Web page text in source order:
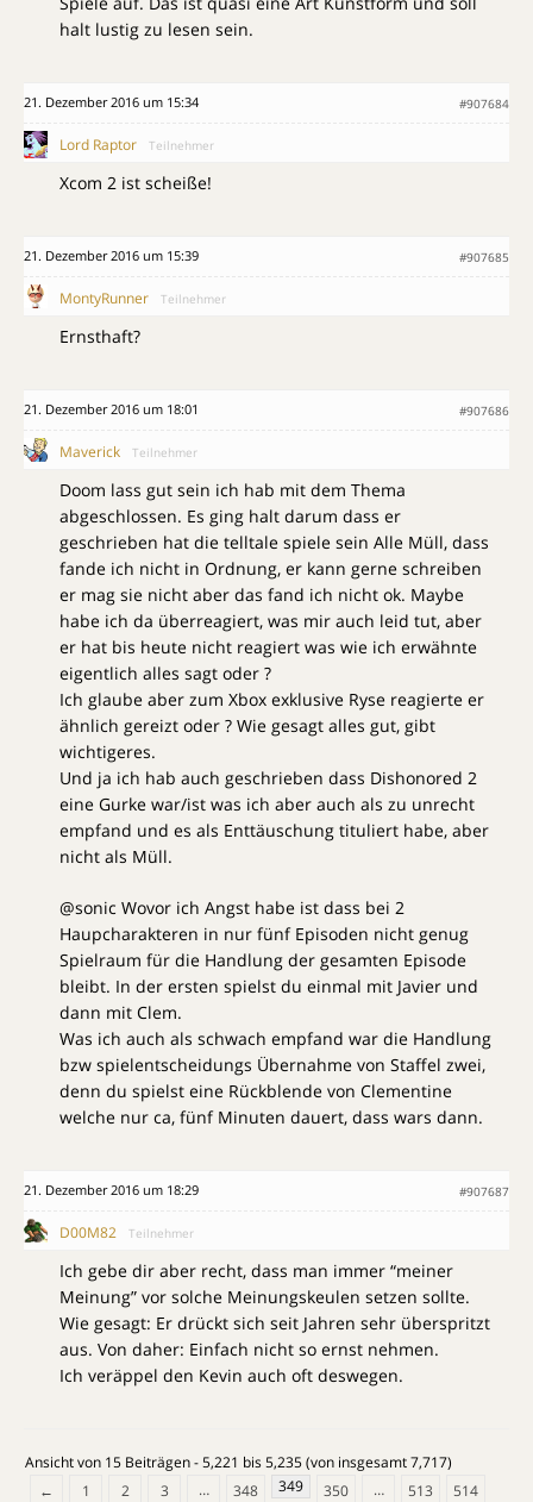
halt lustig zu lesen sein.
21. Dezember 2016 um 15:34 #907684
Lord Raptor Teilnehmer
Xcom 2 ist scheiße!
21. Dezember 2016 um 15:39 #907685
MontyRunner Teilnehmer
Ernsthaft?
21. Dezember 2016 um 18:01 #907686
Maverick Teilnehmer
Doom lass gut sein ich hab mit dem Thema
abgeschlossen. Es ging halt darum dass er
geschrieben hat die telltale spiele sein Alle Müll, dass
fande ich nicht in Ordnung, er kann gerne schreiben
er mag sie nicht aber das fand ich nicht ok. Maybe
habe ich da überreagiert, was mir auch leid tut, aber
er hat bis heute nicht reagiert was wie ich erwähnte
eigentlich alles sagt oder ?
Ich glaube aber zum Xbox exklusive Ryse reagierte er
ähnlich gereizt oder ? Wie gesagt alles gut, gibt
wichtigeres.
Und ja ich hab auch geschrieben dass Dishonored 2
eine Gurke war/ist was ich aber auch als zu unrecht
empfand und es als Enttäuschung tituliert habe, aber
nicht als Müll.
@sonic Wovor ich Angst habe ist dass bei 2
Haupcharakteren in nur fünf Episoden nicht genug
Spielraum für die Handlung der gesamten Episode
bleibt. In der ersten spielst du einmal mit Javier und
dann mit Clem.
Was ich auch als schwach empfand war die Handlung
bzw spielentscheidungs Übernahme von Staffel zwei,
denn du spielst eine Rückblende von Clementine
welche nur ca, fünf Minuten dauert, dass wars dann.
21. Dezember 2016 um 18:29 #907687
D00M82 Teilnehmer
Ich gebe dir aber recht, dass man immer “meiner
Meinung” vor solche Meinungskeulen setzen sollte.
Wie gesagt: Er drückt sich seit Jahren sehr überspritzt
aus. Von daher: Einfach nicht so ernst nehmen.
Ich veräppel den Kevin auch oft deswegen.
Ansicht von 15 Beiträgen - 5,221 bis 5,235 (von insgesamt 7,717)
←
1 2 3 … 348 349 350 … 513
514